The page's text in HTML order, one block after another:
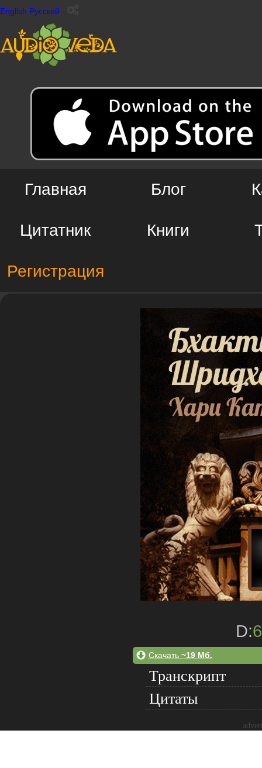
English Русский
Главная Блог
Цитатник Книги
Регистрация
D:
Скачать ~19 Мб.
Транскрипт
Цитаты